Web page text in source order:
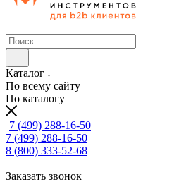
Каталог
По всему сайту
По каталогу
7 (499) 288-16-50
7 (499) 288-16-50
8 (800) 333-52-68
Заказать звонок